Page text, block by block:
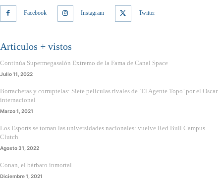
Facebook Instagram Twitter
Articulos + vistos
Continúa Supermegasalón Extremo de la Fama de Canal Space
Julio 11, 2022
Borracheras y corruptelas: Siete películas rivales de ‘El Agente Topo’ por el Oscar
internacional
Marzo 1, 2021
Los Esports se toman las universidades nacionales: vuelve Red Bull Campus
Clutch
Agosto 31, 2022
Conan, el bárbaro inmortal
Diciembre 1, 2021